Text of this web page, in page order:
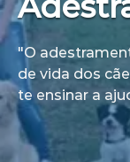
"O
de vida dos
te ensinar a